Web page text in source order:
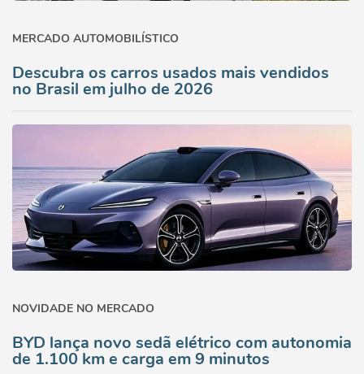
MERCADO AUTOMOBILÍSTICO
Descubra os carros usados mais vendidos
no Brasil em julho de 2026
NOVIDADE NO MERCADO
BYD lança novo sedã elétrico com autonomia
de 1.100 km e carga em 9 minutos